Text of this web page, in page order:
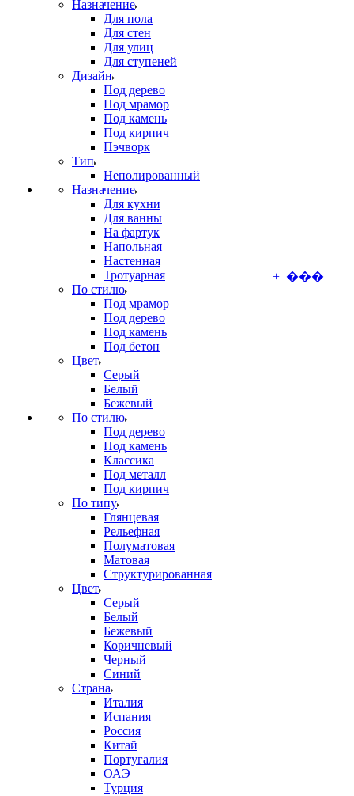
Назначение
Для пола
Для стен
Для улиц
Для ступеней
Дизайн
Под дерево
Под мрамор
Под камень
Под кирпич
Пэчворк
Тип
Неполированный
Назначение
Для кухни
Для ванны
На фартук
Напольная
Настенная
Тротуарная
По стилю
Под мрамор
Под дерево
Под камень
Под бетон
Цвет
Серый
Белый
Бежевый
По стилю
Под дерево
Под камень
Классика
Под металл
Под кирпич
По типу
Глянцевая
Рельефная
Полуматовая
Матовая
Структурированная
Цвет
Серый
Белый
Бежевый
Коричневый
Черный
Синий
Страна
Италия
Испания
Россия
Китай
Португалия
ОАЭ
Турция
+ ���